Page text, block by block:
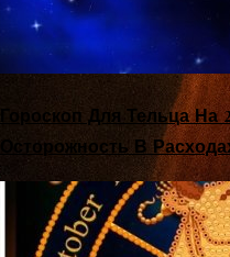
Гороскоп Для Тельца На
Осторожность В